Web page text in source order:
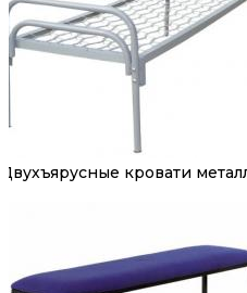
Двухъярусные кровати